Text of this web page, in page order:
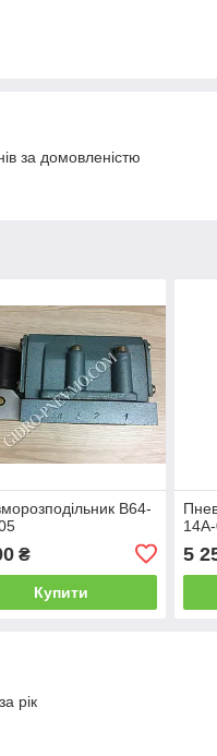
за домовленістю
В64-
₴
Купити
5
рік